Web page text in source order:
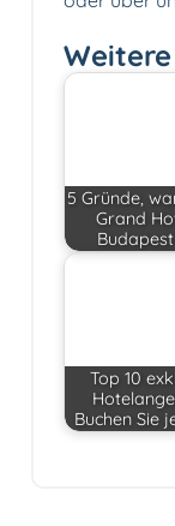
5 Gründe,
Grand
Top 10
Buchen Sie